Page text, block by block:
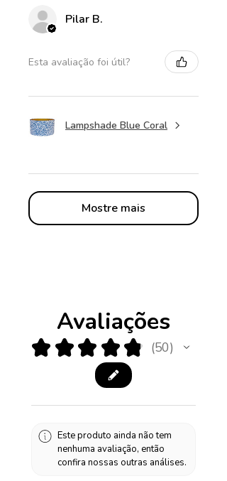
Pilar B.
Esta avaliação foi útil?
Lampshade Blue Coral
Mostre mais
Avaliações
★ ★ ★ ★ ★ 50
50
Este produto ainda não tem
nenhuma avaliação, então
confira nossas outras análises.